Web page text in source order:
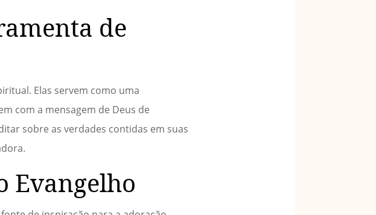
de
Elas servem como uma
com a mensagem de Deus de
sobre as verdades contidas em suas
Evangelho